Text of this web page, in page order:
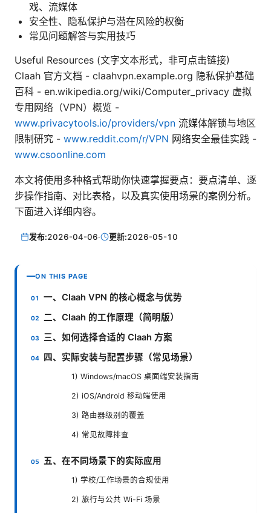
戏、流媒体
安全性、隐私保护与潜在风险的权衡
常见问题解答与实用技巧
Useful Resources (文字文本形式，非可点击链接)
Claah 官方文档 - claahvpn.example.org 隐私保护基础
百科 - en.wikipedia.org/wiki/Computer_privacy 虚拟
专用网络（VPN）概览 -
www.privacytools.io/providers/vpn 流媒体解锁与地区
限制研究 - www.reddit.com/r/VPN 网络安全最佳实践 -
www.csoonline.com
本文将使用多种格式帮助你快速掌握要点：要点清单、逐
步操作指南、对比表格，以及真实使用场景的案例分析。
下面进入详细内容。
发布:2026-04-06· 更新:2026-05-10
ON THIS PAGE
一、Claah VPN 的核心概念与优势
二、Claah 的工作原理（简明版）
三、如何选择合适的 Claah 方案
四、实际安装与配置步骤（常见场景）
1) Windows/macOS 桌面端安装指南
2) iOS/Android 移动端使用
3) 路由器级别的覆盖
4) 常见故障排查
五、在不同场景下的实际应用
1) 学校/工作场景的合规使用
2) 旅行与公共 Wi-Fi 场景